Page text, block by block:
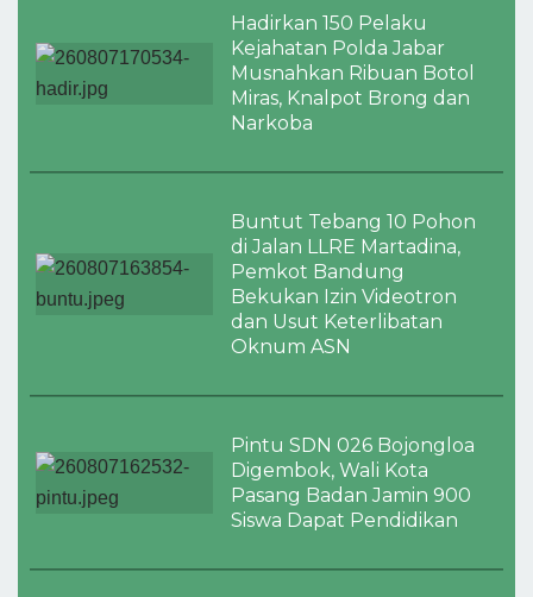
Hadirkan 150 Pelaku
Kejahatan Polda Jabar
Musnahkan Ribuan Botol
Miras, Knalpot Brong dan
Narkoba
Buntut Tebang 10 Pohon
di Jalan LLRE Martadina,
Pemkot Bandung
Bekukan Izin Videotron
dan Usut Keterlibatan
Oknum ASN
Pintu SDN 026 Bojongloa
Digembok, Wali Kota
Pasang Badan Jamin 900
Siswa Dapat Pendidikan